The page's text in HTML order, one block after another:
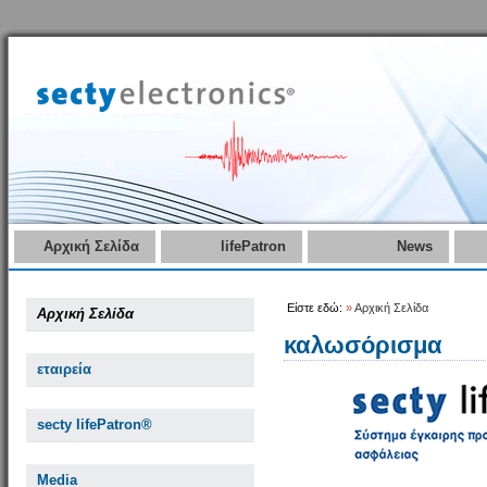
Αρχική Σελίδα lifePatron News
Αρχική Σελίδα
εταιρεία
secty lifePatron®
Media
Είστε εδώ: »Αρχική Σελίδα
καλωσόρισμα